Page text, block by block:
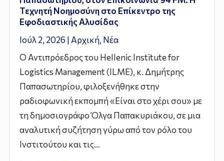
Τεχνητή Νοημοσύνη στο Επίκεντρο της
Εφοδιαστικής Αλυσίδας
Ιούλ 2, 2026 | Αρχική, Νέα
Ο Αντιπρόεδρος του Hellenic Institute for
Logistics Management (ILME), κ. Δημήτρης
Παπασωτηρίου, φιλοξενήθηκε στην
ραδιοφωνική εκπομπή «Είναι στο χέρι σου» με
τη δημοσιογράφο Όλγα Παπακυριάκου, σε μια
αναλυτική συζήτηση γύρω από τον ρόλο του
Ινστιτούτου και τις...